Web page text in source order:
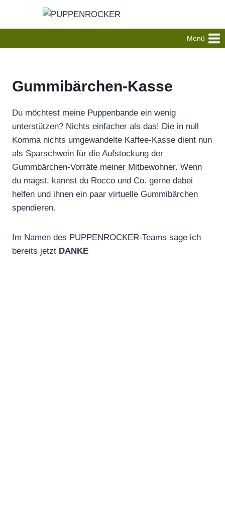
Menü
Gummibärchen-Kasse
Du möchtest meine Puppenbande ein wenig
unterstützen? Nichts einfacher als das! Die in null
Komma nichts umgewandelte Kaffee-Kasse dient nun
als Sparschwein für die Aufstockung der
Gummbärchen-Vorräte meiner Mitbewohner. Wenn
du magst, kannst du Rocco und Co. gerne dabei
helfen und ihnen ein paar virtuelle Gummibärchen
spendieren.
Im Namen des PUPPENROCKER-Teams sage ich
bereits jetzt DANKE